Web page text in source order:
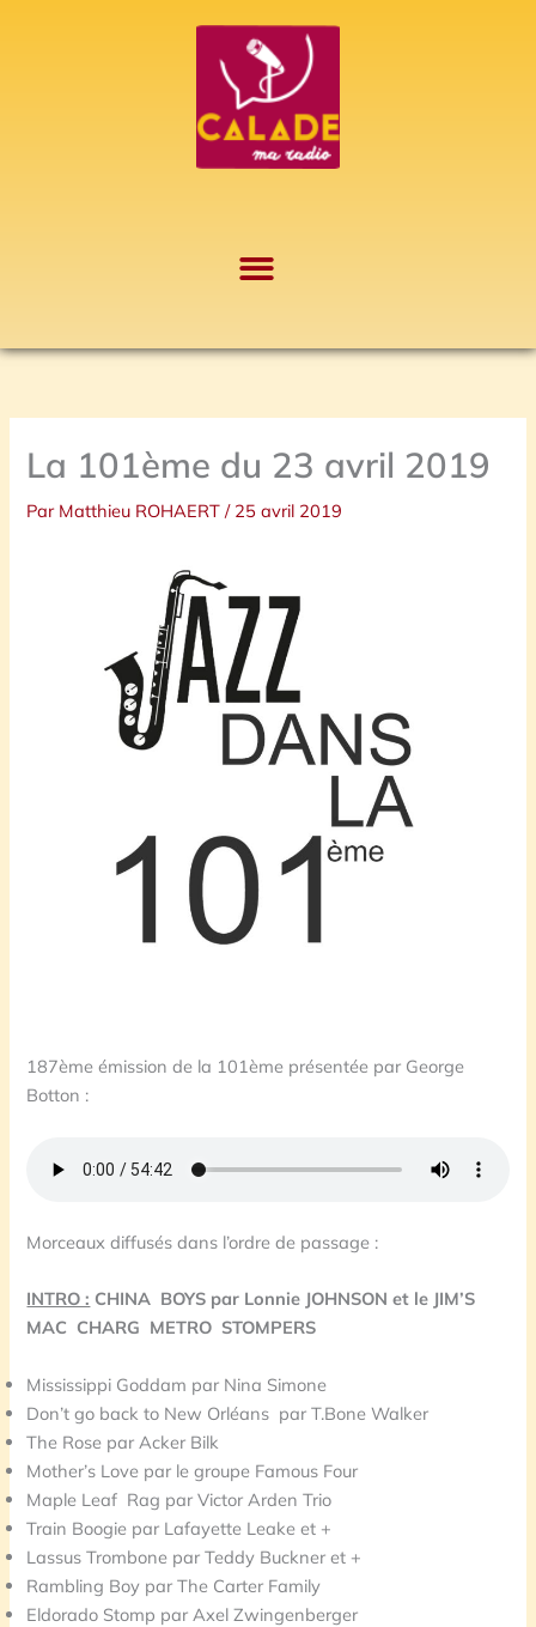
La 101ème du 23 avril 2019
Par Matthieu ROHAERT/ 25 avril 2019
187ème émission de la 101ème présentée par George
Botton :
Morceaux diffusés dans l’ordre de passage :
INTRO : CHINA BOYS par Lonnie JOHNSON et le JIM’S
MAC CHARG METRO STOMPERS
Mississippi Goddam par Nina Simone
Don’t go back to New Orléans par T.Bone Walker
The Rose par Acker Bilk
Mother’s Love par le groupe Famous Four
Maple Leaf Rag par Victor Arden Trio
Train Boogie par Lafayette Leake et +
Lassus Trombone par Teddy Buckner et +
Rambling Boy par The Carter Family
Eldorado Stomp par Axel Zwingenberger